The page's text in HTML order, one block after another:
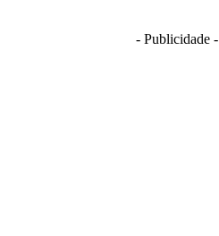
- Publicidade -